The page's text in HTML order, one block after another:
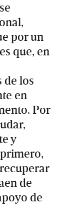
por un
que, en
de los
en
Por
y
de
de